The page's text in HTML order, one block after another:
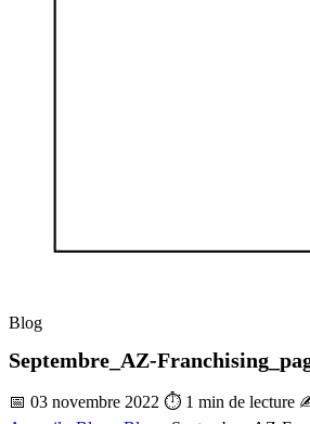
Blog
Septembre_AZ-
📅 03 novembre 2022 ⏱ 1 min de lecture